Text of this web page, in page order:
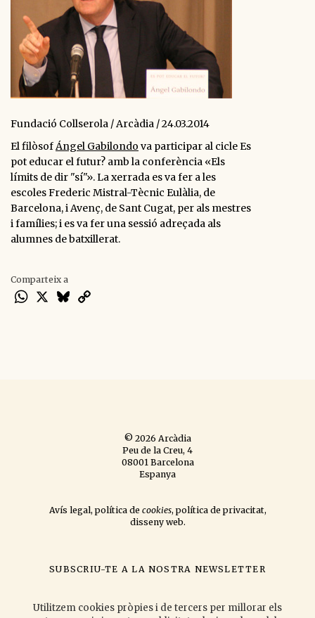
Fundació Collserola / Arcàdia / 24.03.2014
El filòsofÁngel Gabilondo va participar al cicle Es
pot educar el futur? amb la conferència «Els
límits de dir "sí"».La xerrada es va fer a les
escoles Frederic Mistral-Tècnic Eulàlia, de
Barcelona, iAvenç, de Sant Cugat, per als mestres
i famílies; i es va fer una sessió adreçada als
alumnes de batxillerat.
Comparteix a
WhatsApp
X Bluesky
© 2026 Arcàdia
Peu de la Creu, 4
08001 Barcelona
Espanya
Avís legal,política de cookies,política de privacitat,
disseny web.
SUBSCRIU-TE A LA NOSTRA NEWSLETTER
que organitzem.
Utilitzem cookies pròpies i de tercers per millorar els